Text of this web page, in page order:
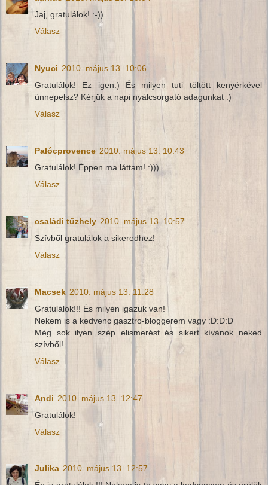
Jaj, gratulálok! :-))
Válasz
Nyuci 2010. május 13. 10:06
Gratulálok! Ez igen:) És milyen tuti töltött kenyérkével
ünnepelsz? Kérjük a napi nyálcsorgató adagunkat :)
Válasz
Palócprovence 2010. május 13. 10:43
Gratulálok! Éppen ma láttam! :)))
Válasz
családi tűzhely 2010. május 13. 10:57
Szívből gratulálok a sikeredhez!
Válasz
Macsek 2010. május 13. 11:28
Gratulálok!!! És milyen igazuk van!
Nekem is a kedvenc gasztro-bloggerem vagy :D:D:D
Még sok ilyen szép elismerést és sikert kívánok neked
szívből!
Válasz
Andi 2010. május 13. 12:47
Gratulálok!
Válasz
Julika 2010. május 13. 12:57